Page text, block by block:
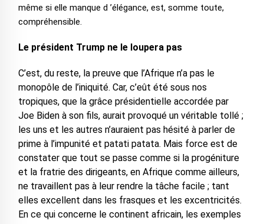
même si elle manque d ’élégance, est, somme toute,
compréhensible.
Le président Trump ne le loupera pas
C’est, du reste, la preuve que l’Afrique n’a pas le
monopôle de l’iniquité. Car, c’eût été sous nos
tropiques, que la grâce présidentielle accordée par
Joe Biden à son fils, aurait provoqué un véritable tollé ;
les uns et les autres n’auraient pas hésité à parler de
prime à l’impunité et patati patata. Mais force est de
constater que tout se passe comme si la progéniture
et la fratrie des dirigeants, en Afrique comme ailleurs,
ne travaillent pas à leur rendre la tâche facile ; tant
elles excellent dans les frasques et les excentricités.
En ce qui concerne le continent africain, les exemples